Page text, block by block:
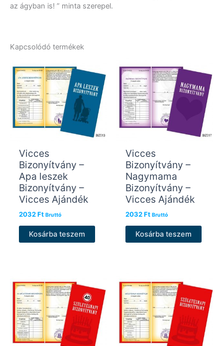
az ágyban is! ” minta szerepel.
Kapcsolódó termékek
Vicces
Bizonyítvány –
Apa leszek
Bizonyítvány –
Vicces Ajándék
2032Ft Bruttó
Kosárba teszem
Vicces
Bizonyítvány –
Nagymama
Bizonyítvány –
Vicces Ajándék
2032Ft Bruttó
Kosárba teszem